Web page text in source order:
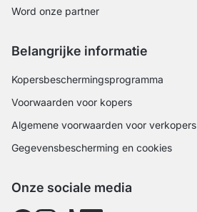
Word onze partner
Belangrijke informatie
Kopersbeschermingsprogramma
Voorwaarden voor kopers
Algemene voorwaarden voor verkopers
Gegevensbescherming en cookies
Onze sociale media